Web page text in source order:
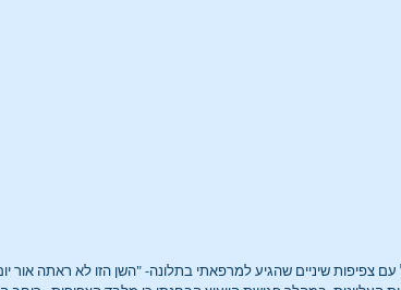
צפיפות שיניים שהגיע למרפאתי בתלונה- "השן הזו לא ראתה אור